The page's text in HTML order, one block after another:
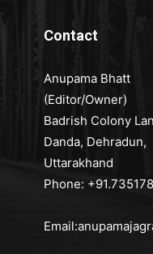
Contact
Anupama Bhatt
(Editor/Owner)
Badrish Colony
Danda, Dehradun,
Uttarakhand
Phone: